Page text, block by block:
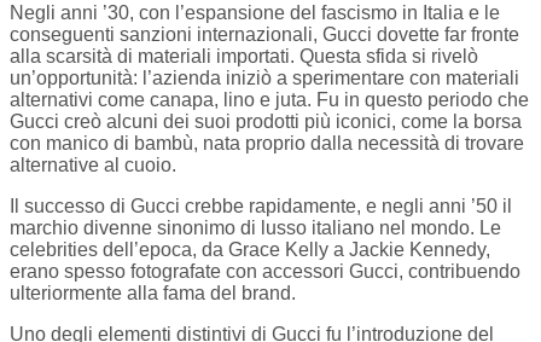
Negli anni ’30, con l’espansione del fascismo in Italia e le
conseguenti sanzioni internazionali, Gucci dovette far fronte
alla scarsità di materiali importati. Questa sfida si rivelò
un’opportunità: l’azienda iniziò a sperimentare con materiali
alternativi come canapa, lino e juta. Fu in questo periodo che
Gucci creò alcuni dei suoi prodotti più iconici, come la borsa
con manico di bambù, nata proprio dalla necessità di trovare
alternative al cuoio.
Il successo di Gucci crebbe rapidamente, e negli anni ’50 il
marchio divenne sinonimo di lusso italiano nel mondo. Le
celebrities dell’epoca, da Grace Kelly a Jackie Kennedy,
erano spesso fotografate con accessori Gucci, contribuendo
ulteriormente alla fama del brand.
Uno degli elementi distintivi di Gucci fu l’introduzione del